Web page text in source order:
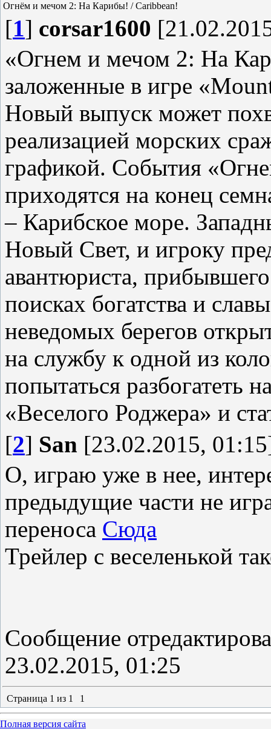
Огнём и мечом 2: На Карибы! / Caribbean!
[1] corsar1600
«Огнем и мечом 2: На
заложенные в игре
Новый выпуск может
реализацией морских
графикой. События
приходятся на конец
– Карибское море.
Новый Свет, и игроку
авантюриста,
поисках богатства и
неведомых берегов
на службу к одной из
попытаться разбогатеть
«Веселого Роджера» и
[2] San [23.02.2015,
О, играю уже в нее,
предыдущие части не
переноса Сюда
Трейлер с веселенькой
Сообщение
23.02.2015, 01:25
Страница 1 из 1 1
Полная версия сайта